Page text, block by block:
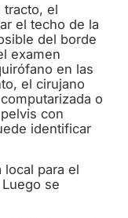
tracto, el
el techo de la
del borde
examen
en las
el cirujano
o
con
identificar
local para el
se